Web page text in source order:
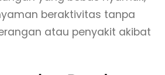
beraktivitas tanpa
atau penyakit akibat